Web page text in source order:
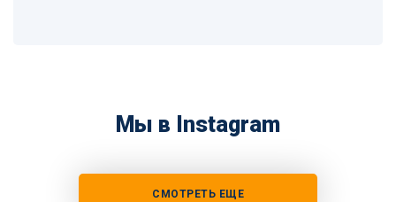
Мы в Instagram
СМОТРЕТЬ ЕЩЕ